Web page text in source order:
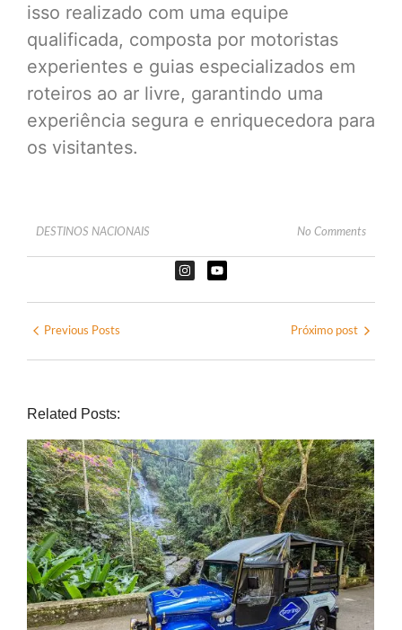
isso realizado com uma equipe
qualificada, composta por motoristas
experientes e guias especializados em
roteiros ao ar livre, garantindo uma
experiência segura e enriquecedora para
os visitantes.
DESTINOS NACIONAIS No Comments
Previous Posts Próximo post
Related Posts: